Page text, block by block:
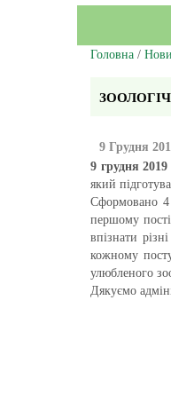
Головна /
9 Грудня
9 грудня
який
Сформовано 4
першому
впізнати
кожному
улюбленого
Дякуємо